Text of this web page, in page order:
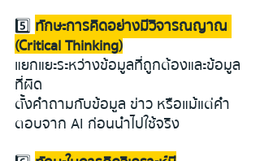
5️⃣ ทักษะการคิดอย่างมีวิจารณญาณ
(Critical Thinking)
แยกแยะระหว่างข้อมูลที่ถูกต้องและข้อมูล
ที่ผิด
ตั้งคำถามกับข้อมูล ข่าว หรือแม้แต่คำ
ตอบจาก AI ก่อนนำไปใช้จริง